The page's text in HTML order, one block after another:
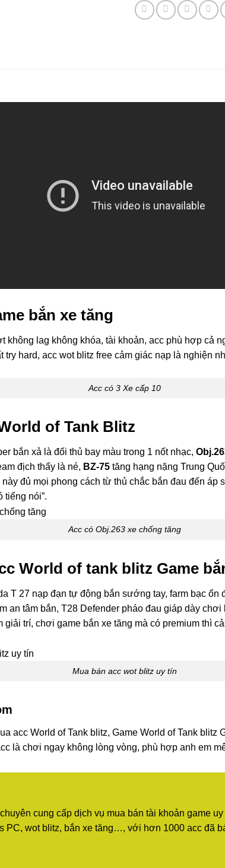
bắn xe tăng
không lag không khóa, tài khoản, acc phù hợp
try hard, acc wot blitz free cảm giác nạp là nghiện
Acc có 3 Xe cấp 10
of Tank Blitz
bắn xả là đối thủ bay màu trong 1 nốt nhạc,
địch thấy là né, BZ-75 tăng hạng nặng Trung
đủ mọi phong cách từ thủ chắc bắn đau đến áp
tiếng nói”.
Acc có Obj.263 xe chống tăng
World of tank blitz Game
T 27 nạp đạn tự động bắn sướng tay, farm bạc
an tâm bắn, T28 Defender pháo đau giáp dày
trí, chơi game bắn xe tăng mà có premium thì
Mua bán acc wot blitz uy tín
acc World of Tank blitz, Game World of Tank blitz
là chơi ngay không lòng vòng, phù hợp anh em
cung cấp dịch vụ mua bán tài khoản game
PC, wot blitz, bắn xe tăng…, với hơn 1000 acc đã